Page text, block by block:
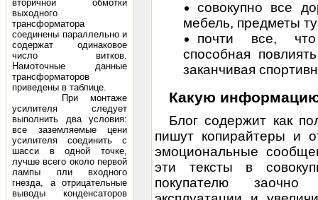
вторичной обмотки
выходного
трансформатора
соединены параллельно и
содержат одинаковое
число витков.
Намоточные данные
трансформаторов
приведены в таблице.
При монтаже
усилителя следует
выполнить два условия:
все заземляемые цени
усилителя соединить с
шасси в одной точке,
лучше всего около первой
лампы пли входного
гнезда, а отрицательные
выводы конденсаторов
совокупно все
мебель, предметы
почти все, что
способная
заканчивая
Какую
Блог содержит как
пишут копирайтеры и
эмоциональные
эти тексты в
покупателю